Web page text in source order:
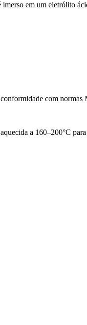
em um eletrólito
com
a 160–200°C